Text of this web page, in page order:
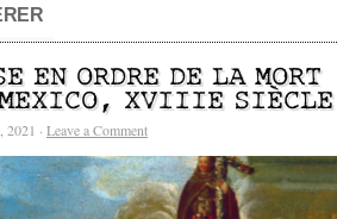
ORDRE DE LA MORT
XVIIIE SIÈCLE
2021 · Leave a Comment